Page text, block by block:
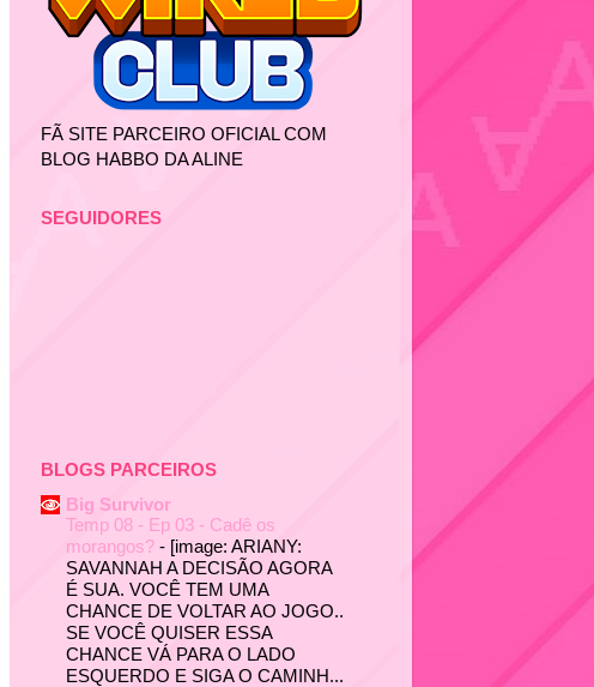
FÃ SITE PARCEIRO OFICIAL COM
BLOG HABBO DA ALINE
SEGUIDORES
BLOGS PARCEIROS
Big Survivor
Temp 08 - Ep 03 - Cadê os
morangos? - [image: ARIANY:
SAVANNAH A DECISÃO AGORA
É SUA. VOCÊ TEM UMA
CHANCE DE VOLTAR AO JOGO..
SE VOCÊ QUISER ESSA
CHANCE VÁ PARA O LADO
ESQUERDO E SIGA O CAMINH...